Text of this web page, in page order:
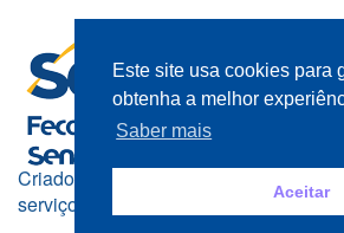
Criado e mantido pelos empresários
serviços e turismo
Este site usa cookies para
obtenha a melhor
Saber mais
Aceitar